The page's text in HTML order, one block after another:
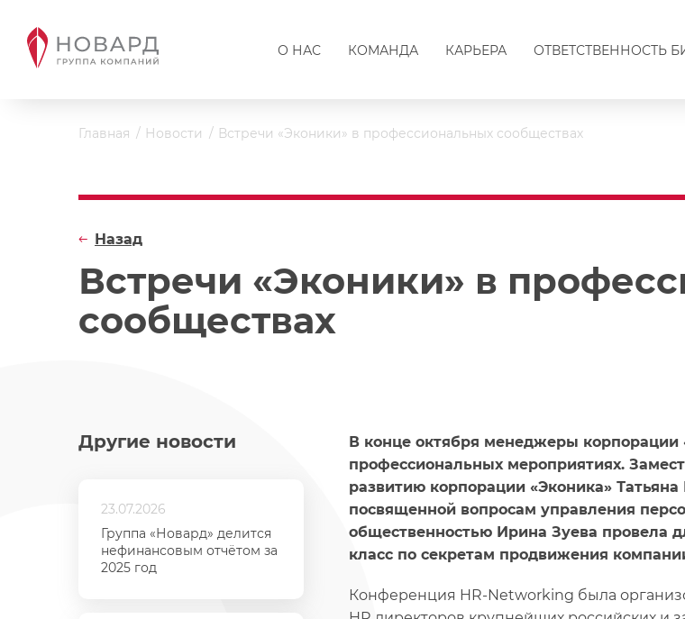
О НАС КОМАНДА КАРЬЕРА ОТВЕТСТВЕННОСТЬ
Главная Новости Встречи «Эконики» в профессиональных сообществах
Встречи «Эконики» в
сообществах
Назад
Другие новости
23.07.2026
Группа «Новард» делится
нефинансовым отчётом за
2025 год
В конце октября менеджеры корпорации
профессиональных мероприятиях.
развитию корпорации «Эконика»
посвященной вопросам управления
общественностью Ирина Зуева провела
класс по секретам продвижения
Конференция HR-Networking была